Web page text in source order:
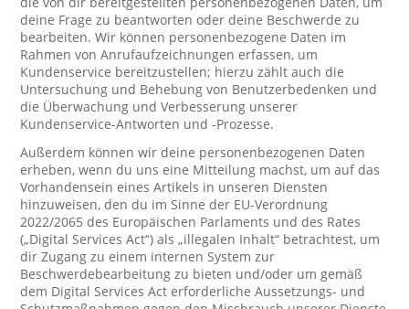
deine Frage zu beantworten oder deine Beschwerde zu
bearbeiten. Wir können personenbezogene Daten im
Rahmen von Anrufaufzeichnungen erfassen, um
Kundenservice bereitzustellen; hierzu zählt auch die
Untersuchung und Behebung von Benutzerbedenken und
die Überwachung und Verbesserung unserer
Kundenservice-Antworten und -Prozesse.
Außerdem können wir deine personenbezogenen Daten
erheben, wenn du uns eine Mitteilung machst, um auf das
Vorhandensein eines Artikels in unseren Diensten
hinzuweisen, den du im Sinne der EU-Verordnung
2022/2065 des Europäischen Parlaments und des Rates
(„Digital Services Act“) als „illegalen Inhalt“ betrachtest, um
dir Zugang zu einem internen System zur
Beschwerdebearbeitung zu bieten und/oder um gemäß
dem Digital Services Act erforderliche Aussetzungs- und